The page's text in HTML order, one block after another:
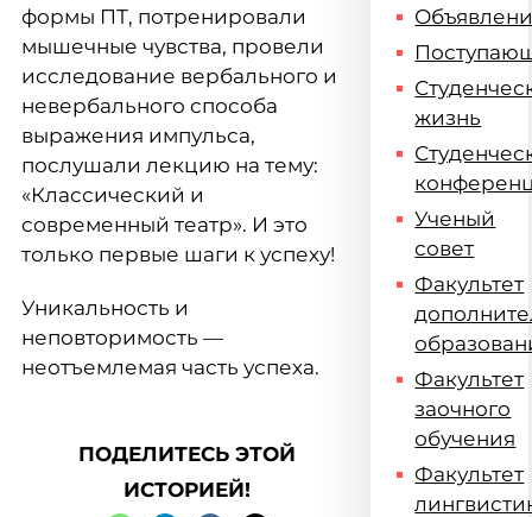
формы ПТ, потренировали
мышечные чувства, провели
исследование вербального и
невербального способа
выражения импульса,
послушали лекцию на тему:
«Классический и
современный театр». И это
только первые шаги к успеху!
Уникальность и
неповторимость —
неотъемлемая часть успеха.
ПОДЕЛИТЕСЬ ЭТОЙ
ИСТОРИЕЙ!
жизнь
Ученый
совет
Факультет
Факультет
заочного
обучения
Факультет